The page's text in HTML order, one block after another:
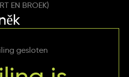
EN BROEK)
gesloten